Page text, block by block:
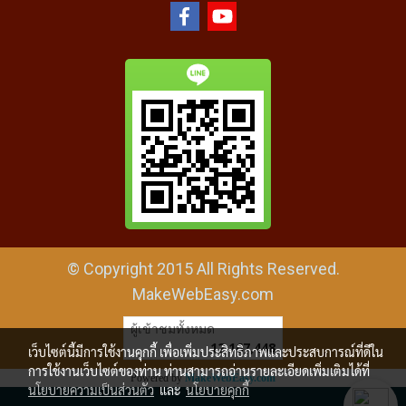
© Copyright 2015 All Rights Reserved.
MakeWebEasy.com
ผู้เข้าชมทั้งหมด
12,167,448
Powered byMakeWebEasy.com
เว็บไซต์นี้มีการใช้งานคุกกี้ เพื่อเพิ่มประสิทธิภาพและประสบการณ์ที่ดีใน
การใช้งานเว็บไซต์ของท่าน ท่านสามารถอ่านรายละเอียดเพิ่มเติมได้ที่
นโยบายความเป็นส่วนตัวและนโยบายคุกกี้